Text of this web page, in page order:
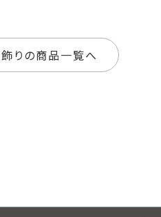
飾りの商品一覧へ